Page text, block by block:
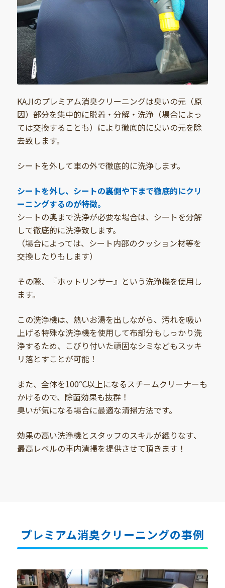
KAJIのプレミアム消臭クリーニングは臭いの元（原
因）部分を集中的に脱着・分解・洗浄（場合によっ
ては交換することも）により徹底的に臭いの元を除
去致します。
シートを外して車の外で徹底的に洗浄します。
シートを外し、シートの裏側や下まで徹底的にクリ
ーニングするのが特徴。
シートの奥まで洗浄が必要な場合は、シートを分解
して徹底的に洗浄致します。
（場合によっては、シート内部のクッション材等を
交換したりもします）
その際、『ホットリンサー』という洗浄機を使用し
ます。
この洗浄機は、熱いお湯を出しながら、汚れを吸い
上げる特殊な洗浄機を使用して布部分もしっかり洗
浄するため、こびり付いた頑固なシミなどもスッキ
リ落とすことが可能！
また、全体を100℃以上になるスチームクリーナーも
かけるので、除菌効果も抜群！
臭いが気になる場合に最適な清掃方法です。
効果の高い洗浄機とスタッフのスキルが織りなす、
最高レベルの車内清掃を提供させて頂きます！
プレミアム消臭クリーニングの事例